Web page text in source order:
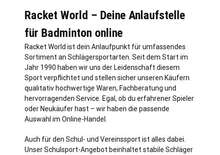
Racket World – Deine Anlaufstelle
für Badminton online
Racket World ist dein Anlaufpunkt für umfassendes
Sortiment an Schlägersportarten. Seit dem Start im
Jahr 1990 haben wir uns der Leidenschaft diesem
Sport verpflichtet und stellen sicher unseren Käufern
qualitativ hochwertige Waren, Fachberatung und
hervorragenden Service. Egal, ob du erfahrener Spieler
oder Neukäufer hast – wir haben die passende
Auswahl im Online-Handel.
Auch für den Schul- und Vereinssport ist alles dabei.
Unser Schulsport-Angebot beinhaltet stabile Schläger